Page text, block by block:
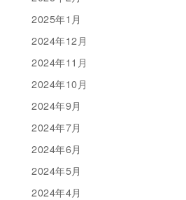
2025年1月
2024年12月
2024年11月
2024年10月
2024年9月
2024年7月
2024年6月
2024年5月
2024年4月